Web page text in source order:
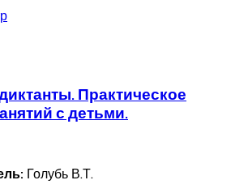
Практическое
с детьми.
Голубь В.Т.